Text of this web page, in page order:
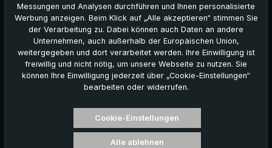
- Kaufdatum
- Rechnungs-Nr. oder Lieferschein-Nr.
- Bestelldatum
- Artikel-Nr. und Artikelbezeichnung
- Reklamationsgrund
- Ihre Kontaktdaten (Komplette Anschrift, E-Mail-Adresse und
Telefon-Nummer)
auf welchen der Defekt gut erkennbar ist. So können unnötige
Kosten und Aufwand für die Einsendung von nicht reparablen,
defekten Schirmen vermieden werden.
Messungen und Analysen durchführen und Ihnen personalisierte
Werbung anzeigen. Beim Klick auf „Alle akzeptieren“ stimmen Sie
der Verarbeitung zu. Dabei können auch Daten an andere
Unternehmen, auch außerhalb der Europäischen Union,
weitergegeben und dort verarbeitet werden. Ihre Einwilligung ist
freiwillig und nicht nötig, um unsere Webseite zu nutzen. Sie
können Ihre Einwilligung jederzeit über „Cookie-Einstellungen“
bearbeiten oder widerrufen.
Cookie-Einstellungen
Alle ablehnen